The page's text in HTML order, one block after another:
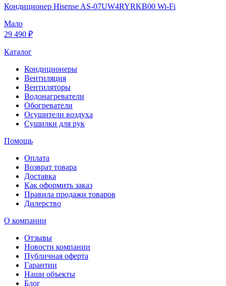
Кондиционер Hisense AS-07UW4RYRKB00 Wi-Fi
Мало
29 490 ₽
Каталог
Кондиционеры
Вентиляция
Вентиляторы
Водонагреватели
Обогреватели
Осушители воздуха
Сушилки для рук
Помощь
Оплата
Возврат товара
Доставка
Как оформить заказ
Правила продажи товаров
Дилерство
О компании
Отзывы
Новости компании
Публичная оферта
Гарантии
Наши объекты
Блог